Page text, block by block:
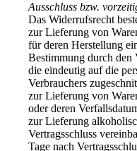
Ausschluss bzw.
Das Widerrufsrecht
zur Lieferung von
für deren Herstellung
Bestimmung durch den
die eindeutig auf die
Verbrauchers
zur Lieferung von
oder deren
zur Lieferung
Vertragsschluss
Tage nach